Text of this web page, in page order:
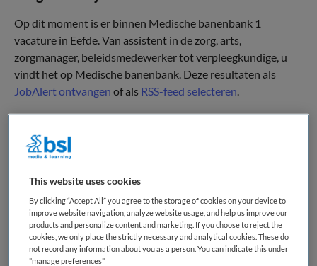
Op dit moment is er binnen Medische banenbank 1
vacature in Eefde. Van assistent in de zorg, arts,
zorgmanager, beleidsmedewerker tot verpleegkundige, u
vindt het op Medische banenbank. Deze resultaten als
JobAlert ontvangen of als RSS-feed selecteren.
1 vacature gevonden
Verzorgende IG | VVT
This website uses cookies
By clicking “Accept All” you agree to the storage of cookies on your device to
improve website navigation, analyze website usage, and help us improve our
products and personalize content and marketing. If you choose to reject the
cookies, we only place the strictly necessary and analytical cookies. These do
not record any information about you as a person. You can indicate this under
"manage preferences"